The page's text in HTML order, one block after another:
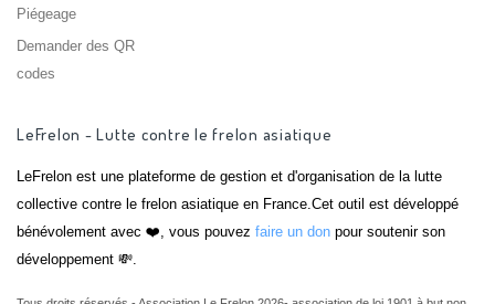
Piégeage
Demander des QR
codes
LeFrelon - Lutte contre le frelon asiatique
LeFrelon est une plateforme de gestion et d'organisation de la lutte
collective contre le frelon asiatique en France.Cet outil est développé
bénévolement avec ❤️, vous pouvez faire un don pour soutenir son
développement 💸.